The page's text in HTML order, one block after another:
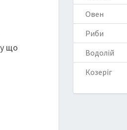
що
Овен
Риби
Водолій
Козеріг